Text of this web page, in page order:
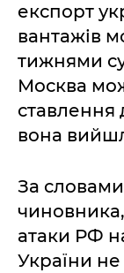
експорт
вантажів
тижнями
Москва
ставлення
вона
За
атаки РФ
України не